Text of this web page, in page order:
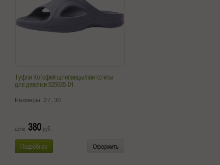
Туфли Котофей шлепанцы/пантолеты
для девочки 525035-01
Размеры: 27; 30
цена: 380 руб.
Подробнее Оформить